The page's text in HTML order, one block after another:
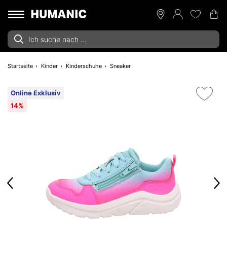
Startseite Kinder Kinderschuhe Sneaker
Online Exklusiv
14%